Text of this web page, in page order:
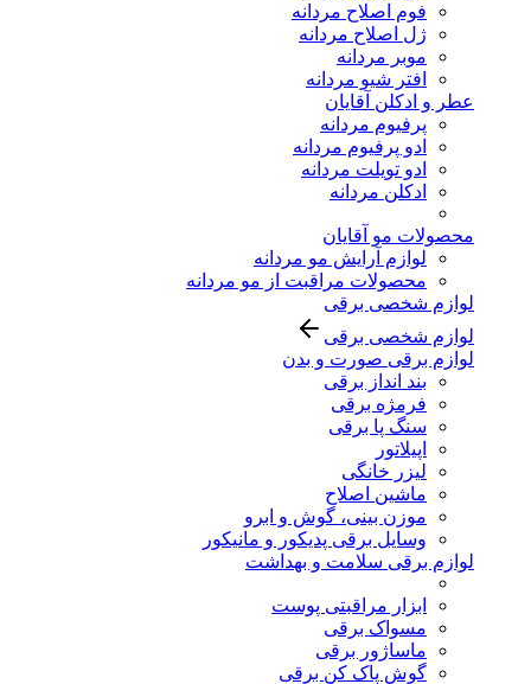
فوم اصلاح مردانه
ژل اصلاح مردانه
موبر مردانه
افتر شیو مردانه
عطر و ادکلن آقایان
پرفیوم مردانه
ادو پرفیوم مردانه
ادو تویلت مردانه
ادکلن مردانه
محصولات مو آقایان
لوازم آرایش مو مردانه
محصولات مراقبت از مو مردانه
لوازم شخصی برقی
لوازم شخصی برقی
لوازم برقی صورت و بدن
بند انداز برقی
فرمژه برقی
سنگ پا برقی
اپیلاتور
لیزر خانگی
ماشین اصلاح
موزن بینی، گوش و ابرو
وسایل برقی پدیکور و مانیکور
لوازم برقی سلامت و بهداشت
ابزار مراقبتی پوست
مسواک برقی
ماساژور برقی
گوش پاک کن برقی